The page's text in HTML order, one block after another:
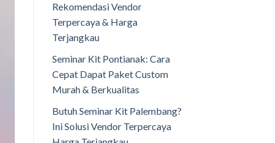
Rekomendasi Vendor
Terpercaya & Harga
Terjangkau
Seminar Kit Pontianak: Cara
Cepat Dapat Paket Custom
Murah & Berkualitas
Butuh Seminar Kit Palembang?
Ini Solusi Vendor Terpercaya